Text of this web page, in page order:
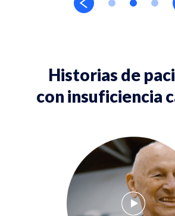
Historias de
con insuficiencia